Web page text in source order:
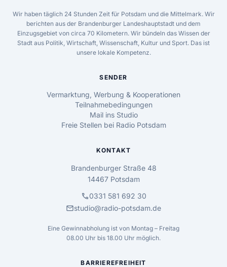
Wir haben täglich 24 Stunden Zeit für Potsdam und die Mittelmark. Wir
berichten aus der Brandenburger Landeshauptstadt und dem
Einzugsgebiet von circa 70 Kilometern. Wir bündeln das Wissen der
Stadt aus Politik, Wirtschaft, Wissenschaft, Kultur und Sport. Das ist
unsere lokale Kompetenz.
SENDER
Vermarktung, Werbung & Kooperationen
Teilnahmebedingungen
Mail ins Studio
Freie Stellen bei Radio Potsdam
KONTAKT
Brandenburger Straße 48
14467 Potsdam
call0331 581 692 30
mailstudio@radio-potsdam.de
Eine Gewinnabholung ist von Montag – Freitag
08.00 Uhr bis 18.00 Uhr möglich.
BARRIEREFREIHEIT